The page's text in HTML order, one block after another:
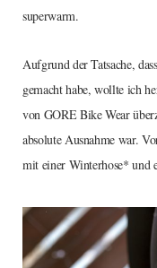
superwarm.
Aufgrund der Tatsache,
gemacht habe, wollte ich
von GORE Bike Wear
absolute Ausnahme war.
mit einer Winterhose* und